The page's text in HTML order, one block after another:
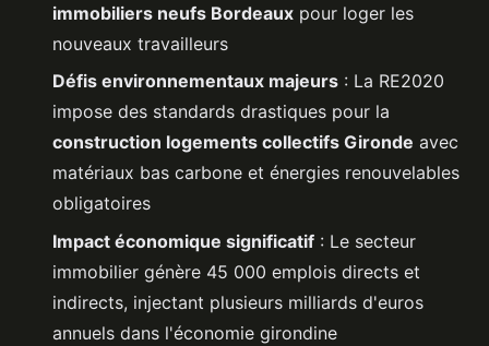
immobiliers neufs Bordeaux pour loger les
nouveaux travailleurs
Défis environnementaux majeurs : La RE2020
impose des standards drastiques pour la
construction logements collectifs Gironde avec
matériaux bas carbone et énergies renouvelables
obligatoires
Impact économique significatif : Le secteur
immobilier génère 45 000 emplois directs et
indirects, injectant plusieurs milliards d'euros
annuels dans l'économie girondine